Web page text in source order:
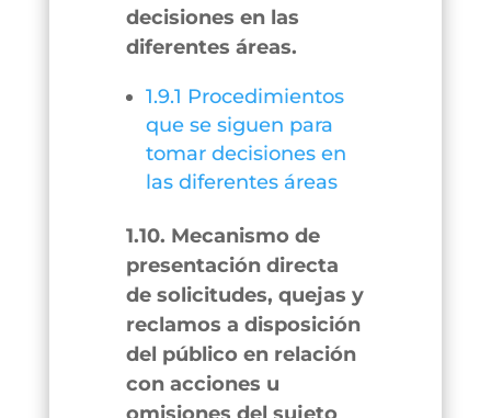
decisiones en las
diferentes áreas.
1.9.1 Procedimientos
que se siguen para
tomar decisiones en
las diferentes áreas
1.10. Mecanismo de
presentación directa
de solicitudes, quejas y
reclamos a disposición
del público en relación
con acciones u